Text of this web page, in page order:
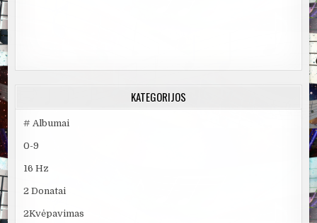
KATEGORIJOS
# Albumai
0-9
16 Hz
2 Donatai
2Kvėpavimas